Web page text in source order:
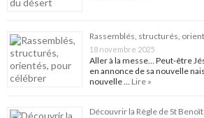
Rassemblés, structurés,
18 novembre 2025
Aller à la messe… Peut-être
en annonce de sa nouvelle
nouvelle … Lire »
Découvrir la Règle de St Benoît